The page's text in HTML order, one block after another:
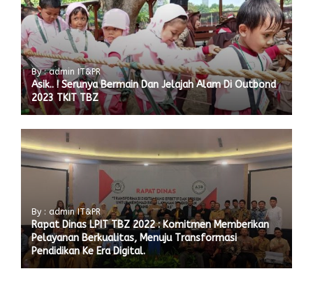
By : admin IT&PR
Asik.. ! Serunya Bermain Dan Jelajah Alam Di Outbond
2023 TKIT TBZ
By : admin IT&PR
Rapat Dinas LPIT TBZ 2022 : Komitmen Memberikan
Pelayanan Berkualitas, Menuju Transformasi
Pendidikan Ke Era Digital.